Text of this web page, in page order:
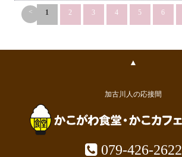
< 1 2 3 4 5 6
▲
加古川人の応接間
079-426-2622